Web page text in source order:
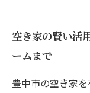
空き家の賢い活
ームまで
豊中市の空き家